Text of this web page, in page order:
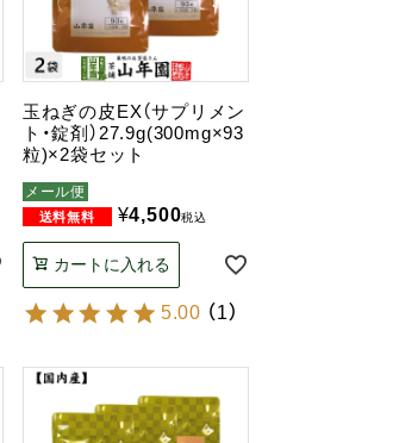
玉ねぎの皮EX（サプリメン
ト・錠剤）27.9g(300mg×93
粒)×2袋セット
メール便
¥4,500税込
カートに入れる
5.00 （1）